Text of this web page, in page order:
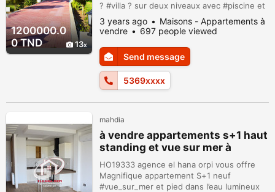
1200000.0
0 TND
13
? #villa ? sur deux niveaux avec #piscine et
Parfaitement ensoleillée ☀️?? située dans
un quartier très calme? avec un bon
entourage à 2 pas des #commerces ? et en
parfait état,au Cœur du
#zone_touristique_mahdia? et à 5 minute
de la #plage de 360 m² couverts sur un
#terrain de...
3 years ago
Maisons - Appartements à
vendre
697 people viewed
Send message
5369xxxx
mahdia
à vendre appartements s+1 haut
standing et vue sur mer à
mahdia mahdia
HO19333 agence el hana orpi vous offre
Magnifique appartement S+1 neuf
#vue_sur_mer et pied dans l’eau lumineux